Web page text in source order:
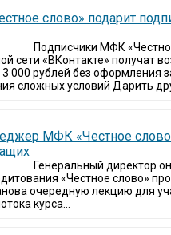
слово» подарит
Подписчики МФК
сети «ВКонтакте» получат
3 000 рублей без оформления
сложных условий Дарить
МФК «Честное
Генеральный директор
«Честное слово»
очередную лекцию для
курса...